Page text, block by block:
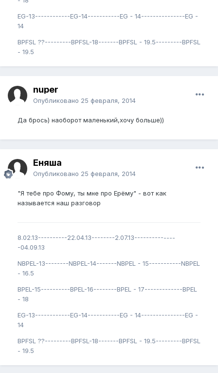
EG-13------------EG-14-----------EG - 14---------------EG -
14
BPFSL ??---------BPFSL-18-------BPFSL - 19.5---------BPFSL
- 19.5
nuper
Опубликовано 25 февраля, 2014
Да брось) наоборот маленький,хочу больше))
Еняша
Опубликовано 25 февраля, 2014
"Я тебе про Фому, ты мне про Ерёму" - вот как
называется наш разговор
8.02.13----------22.04.13--------2.07.13--------------
-04.09.13
NBPEL-13--------NBPEL-14-------NBPEL - 15-----------NBPEL
- 16.5
BPEL-15----------BPEL-16--------BPEL - 17-------------BPEL
- 18
EG-13------------EG-14-----------EG - 14---------------EG -
14
BPFSL ??---------BPFSL-18-------BPFSL - 19.5---------BPFSL
- 19.5